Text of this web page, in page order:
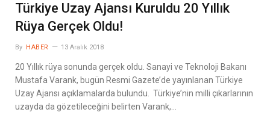
Türkiye Uzay Ajansı Kuruldu 20 Yıllık
Rüya Gerçek Oldu!
By HABER 13 Aralık 2018
20 Yıllık rüya sonunda gerçek oldu. Sanayi ve Teknoloji Bakanı
Mustafa Varank, bugün Resmi Gazete’de yayınlanan Türkiye
Uzay Ajansı açıklamalarda bulundu. Türkiye’nin milli çıkarlarının
uzayda da gözetileceğini belirten Varank,…